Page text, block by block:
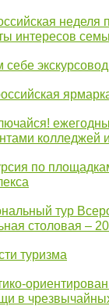
интересов
экскурсовод
колледжей
по
тур
столовая –
туризма
в